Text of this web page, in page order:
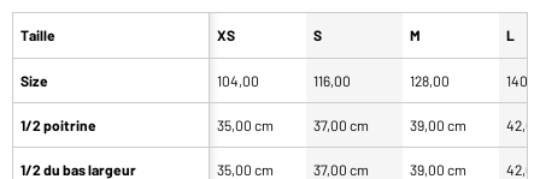
Taille
Size
1/2 poitrine
1/2 du bas largeur
XS S M L
104,00 116,00 128,00
35,00 cm 37,00 cm 39,00 cm
35,00 cm 37,00 cm 39,00 cm